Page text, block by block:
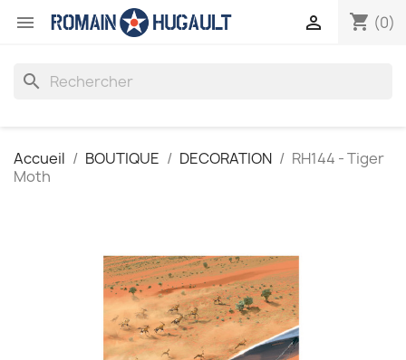
 shopping_cart (0)

search
Accueil BOUTIQUE DECORATION
RH144 - Tiger
Moth